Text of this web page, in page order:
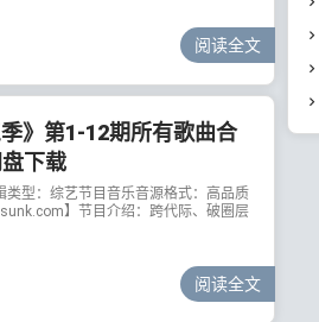
阅读全文
季》第1-12期所有歌曲合
下载
型：综艺节目音乐音源格式：高品质
】节目介绍：跨代际、破圈层
阅读全文